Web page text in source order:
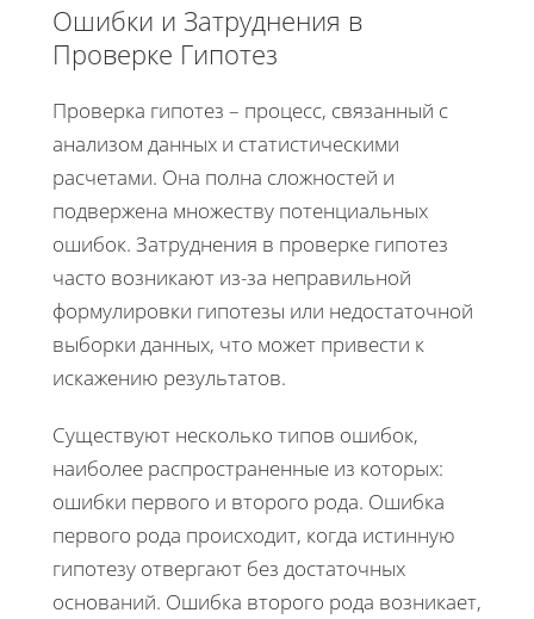
Ошибки и Затруднения в
Проверке Гипотез
Проверка гипотез – процесс, связанный с
анализом данных и статистическими
расчетами. Она полна сложностей и
подвержена множеству потенциальных
ошибок. Затруднения в проверке гипотез
часто возникают из-за неправильной
формулировки гипотезы или недостаточной
выборки данных, что может привести к
искажению результатов.
Существуют несколько типов ошибок,
наиболее распространенные из которых:
ошибки первого и второго рода. Ошибка
первого рода происходит, когда истинную
гипотезу отвергают без достаточных
оснований. Ошибка второго рода возникает,